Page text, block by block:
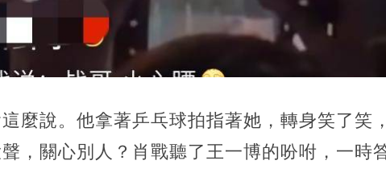
麼說。他拿著乒乓球拍指著她，轉身笑了笑
，關心別人？肖戰聽了王一博的吩咐，一時